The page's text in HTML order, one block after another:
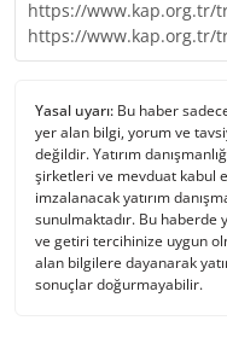
https://www.kap.org.tr/
https://www.kap.org.tr/
Yasal uyarı: Bu haber
yer alan bilgi, yorum ve
değildir. Yatırım
şirketleri ve mevduat kabul
imzalanacak yatırım
sunulmaktadır. Bu
ve getiri tercihinize uygun
alan bilgilere dayanarak
sonuçlar doğurmayabilir.